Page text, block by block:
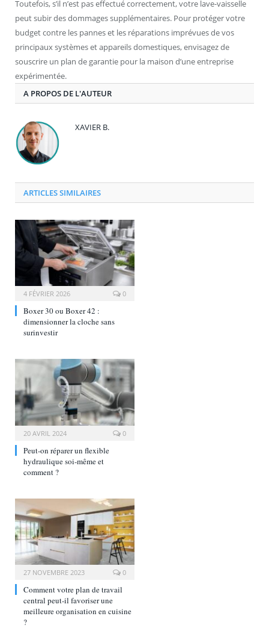
Toutefois, s’il n’est pas effectué correctement, votre lave-vaisselle
peut subir des dommages supplémentaires. Pour protéger votre
budget contre les pannes et les réparations imprévues de vos
principaux systèmes et appareils domestiques, envisagez de
souscrire un plan de garantie pour la maison d’une entreprise
expérimentée.
A PROPOS DE L'AUTEUR
XAVIER B.
ARTICLES SIMILAIRES
4 FÉVRIER 2026 0
Boxer 30 ou Boxer 42 :
dimensionner la cloche sans
surinvestir
20 AVRIL 2024 0
Peut-on réparer un flexible
hydraulique soi-même et
comment ?
27 NOVEMBRE 2023 0
Comment votre plan de travail
central peut-il favoriser une
meilleure organisation en cuisine
?